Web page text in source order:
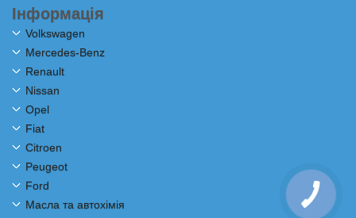
Інформація
Volkswagen
Mercedes-Benz
Renault
Nissan
Opel
Fiat
Citroen
Peugeot
Ford
Масла та автохімія